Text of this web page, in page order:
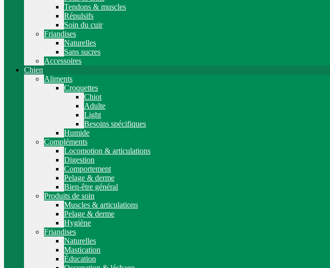
Tendons & muscles
Répulsifs
Soin du cuir
Friandises
Naturelles
Sans sucres
Accessoires
Chien
Aliments
Croquettes
Chiot
Adulte
Light
Besoins spécifiques
Humide
Compléments
Locomotion & articulations
Digestion
Comportement
Pelage & derme
Bien-être général
Produits de soin
Muscles & articulations
Pelage & derme
Hygiène
Friandises
Naturelles
Mastication
Éducation